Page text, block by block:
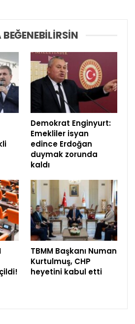
Demokrat Enginyurt:
Emekliler isyan
edince Erdoğan
duymak zorunda
kaldı
TBMM Başkanı Numan
Kurtulmuş, CHP
heyetini kabul etti